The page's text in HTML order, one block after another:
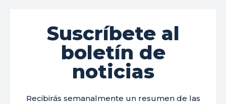
Suscríbete al
boletín de
noticias
Recibirás semanalmente un resumen de las